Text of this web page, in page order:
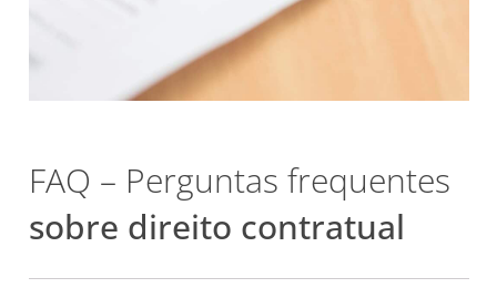
FAQ – Perguntas frequentes
sobre direito contratual